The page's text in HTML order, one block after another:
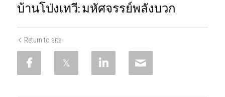
บ้านโป่งเทวี: มหัศจรรย์พลังบวก
Return to site